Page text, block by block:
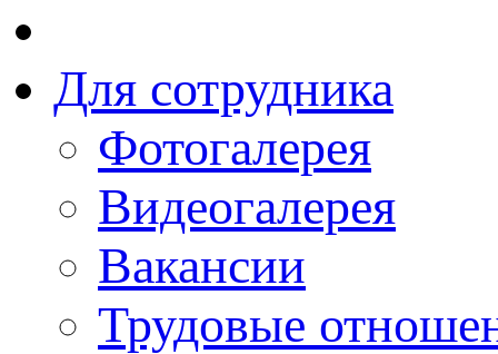
Для сотрудника
Фотогалерея
Видеогалерея
Вакансии
Трудовые